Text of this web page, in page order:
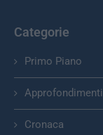
Categorie
Primo Piano
Approfondimenti
Cronaca